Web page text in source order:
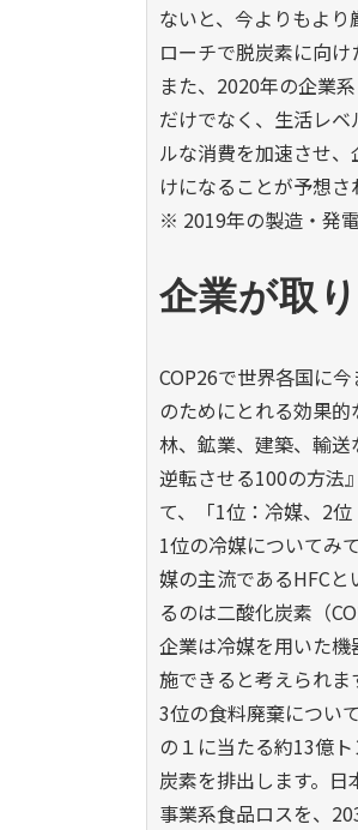
ないと、今よりもよ
ローチで脱炭素に向け
また、2020年の企業
だけでなく、生活レ
ルな消費を加速させ
けになることが予想さ
※ 2019年の製造・発
企業が取
COP26で世界各国に
のためにとれる効果
林、鉱業、建築、輸
逆転させる100の方法
て、「1位：冷媒、2
1位の冷媒についてみ
媒の主流であるHFC
るのは二酸化炭素（
企業は冷媒を用いた
施できると考えられま
3位の食料廃棄につい
の１に当たる約13億
炭素を排出します。
事業系食品ロスを、